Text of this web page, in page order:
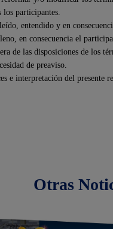
los participantes.
entendido y en
en consecuencia el
de las disposiciones de los
de preaviso.
e interpretación del presente
Otras